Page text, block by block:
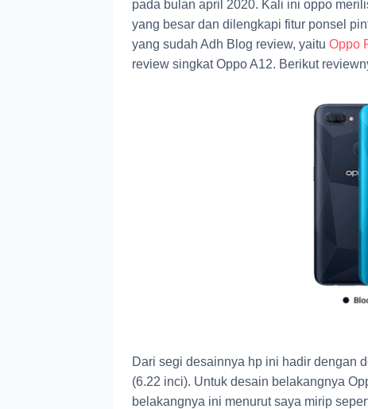
pada bulan april 2020. Kali ini oppo
yang besar dan dilengkapi fitur ponsel
yang sudah Adh Blog review, yaitu Oppo
review singkat Oppo A12. Berikut
Dari segi desainnya hp ini hadir dengan
(6.22 inci). Untuk desain belakangnya
belakangnya ini menurut saya mirip